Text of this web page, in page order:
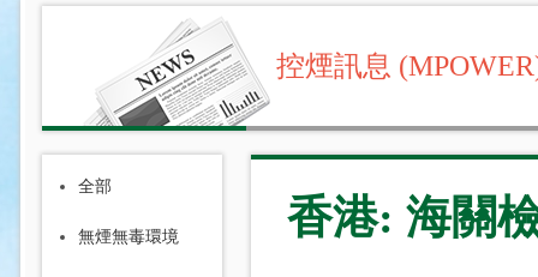
控煙訊息
全部
無煙無毒環境 香港: 海關